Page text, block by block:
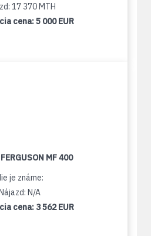
17 370 MTH
cena:5 000 EUR
MF 400
je známe:
N/A
cena: 3 562 EUR